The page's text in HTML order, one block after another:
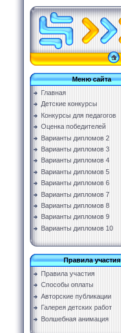
Меню сайта
Главная
Детские конкурсы
Конкурсы для педагогов
Оценка победителей
Варианты дипломов 2
Варианты дипломов 3
Варианты дипломов 4
Варианты дипломов 5
Варианты дипломов 6
Варианты дипломов 7
Варианты дипломов 8
Варианты дипломов 9
Варианты дипломов 10
Правила участия
Правила участия
Способы оплаты
Авторские публикации
Галерея детских работ
Волшебная анимация